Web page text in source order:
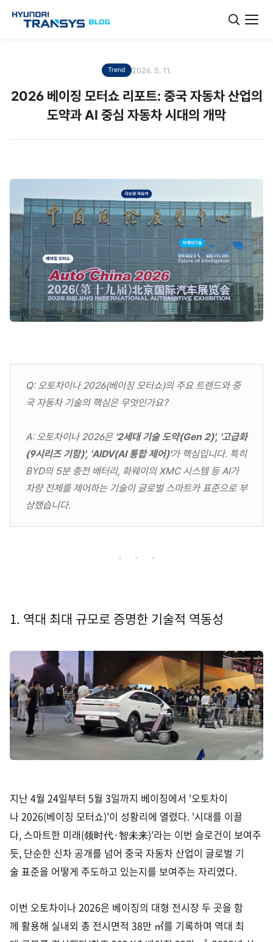
Trend 2026. 5. 11.
2026 베이징 모터쇼 리포트: 중국 자동차 산업의
도약과 AI 중심 자동차 시대의 개막
Q: 오토차이나 2026(베이징 모터쇼)의 주요 트렌드와 중
국 자동차 기술의 핵심은 무엇인가요?
A: 오토차이나 2026은 '2세대 기술 도약(Gen 2)', '고급화
(9시리즈 기함)', 'AIDV(AI 통합 제어)'가 핵심입니다. 특히
BYD의 5분 충전 배터리, 화웨이의 XMC 시스템 등 AI가
차량 전체를 제어하는 기술이 글로벌 스마트카 표준으로 부
상했습니다.
1. 역대 최대 규모로 증명한 기술적 역동성
지난 4월 24일부터 5월 3일까지 베이징에서 '오토차이
나 2026(베이징 모터쇼)'이 성황리에 열렸다. '시대를 이끌
다, 스마트한 미래(领时代·智未来)'라는 이번 슬로건이 보여주
듯, 단순한 신차 공개를 넘어 중국 자동차 산업이 글로벌 기
술 표준을 어떻게 주도하고 있는지를 보여주는 자리였다.
이번 오토차이나 2026은 베이징의 대형 전시장 두 곳을 함
께 활용해 실내외 총 전시면적 38만 ㎡를 기록하며 역대 최